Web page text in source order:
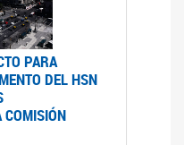
PARA
DEL HSN
COMISIÓN